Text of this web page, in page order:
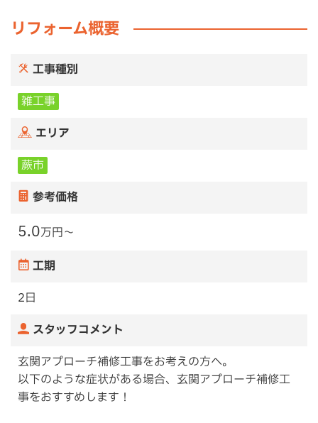
リフォーム概要
工事種別
雑工事
エリア
蕨市
参考価格
5.0万円〜
工期
2日
スタッフコメント
玄関アプローチ補修工事をお考えの方へ。
以下のような症状がある場合、玄関アプローチ補修工
事をおすすめします！